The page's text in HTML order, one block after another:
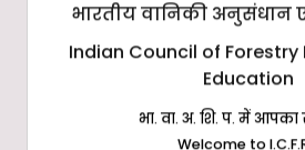
भारतीय वानिकी अनुसंधान
Indian Council of Forestry
Education
भा. वा. अ. शि. प. में आपका
Welcome to